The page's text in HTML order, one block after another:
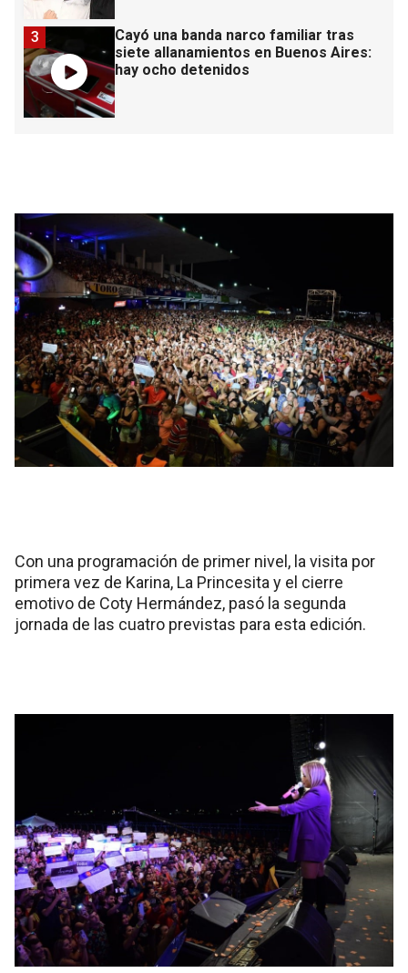
Cayó una banda narco familiar tras
siete allanamientos en Buenos Aires:
hay ocho detenidos
3
Con una programación de primer nivel, la visita por
primera vez de Karina, La Princesita y el cierre
emotivo de Coty Hermández, pasó la segunda
jornada de las cuatro previstas para esta edición.